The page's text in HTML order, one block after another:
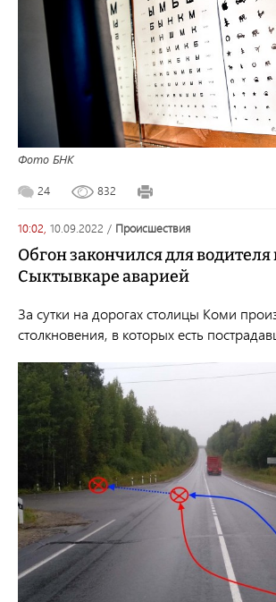
Фото БНК
24 832
10:02, 10.09.2022 / происшествия
Обгон закончился для водителя
Сыктывкаре аварией
За сутки на дорогах столицы Коми
столкновения, в которых есть